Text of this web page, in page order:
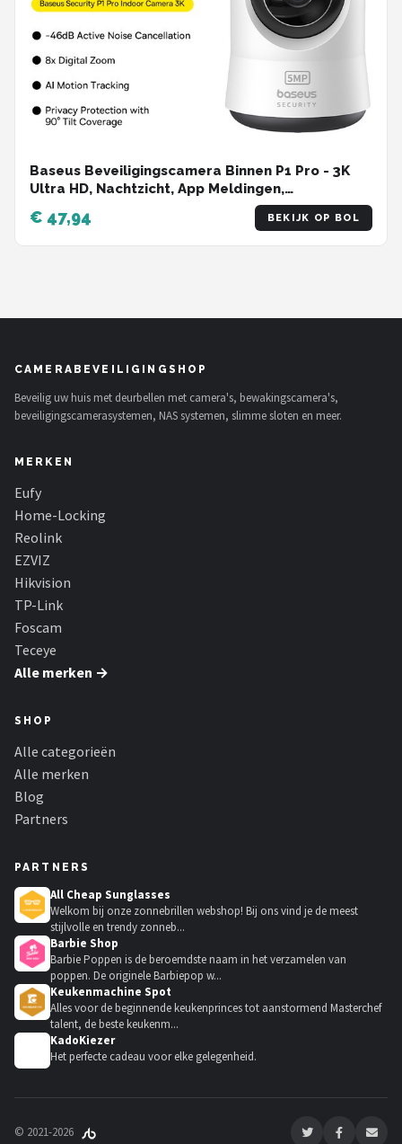
Baseus Beveiligingscamera Binnen P1 Pro - 3K
Ultra HD, Nachtzicht, App Meldingen,
Bewakingscamera voor Baby & Huisdieren,
Twee-Way Audio
€ 47,94 BEKIJK OP BOL
CAMERABEVEILIGINGSHOP
Beveilig uw huis met deurbellen met camera's, bewakingscamera's,
beveiligingscamerasystemen, NAS systemen, slimme sloten en meer.
MERKEN
Eufy
Home-Locking
Reolink
EZVIZ
Hikvision
TP-Link
Foscam
Teceye
Alle merken →
SHOP
Alle categorieën
Alle merken
Blog
Partners
PARTNERS
All Cheap Sunglasses
Welkom bij onze zonnebrillen webshop! Bij ons vind je de meest
stijlvolle en trendy zonneb...
Barbie Shop
Barbie Poppen is de beroemdste naam in het verzamelen van
poppen. De originele Barbiepop w...
Keukenmachine Spot
Alles voor de beginnende keukenprinces tot aanstormend Masterchef
talent, de beste keukenm...
KadoKiezer
Het perfecte cadeau voor elke gelegenheid.
© 2021-2026